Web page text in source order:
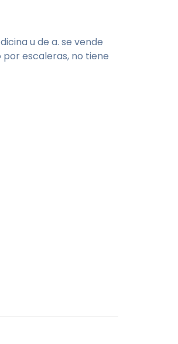
u de a. se vende
escaleras, no tiene